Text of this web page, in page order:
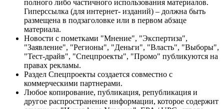
полного либо частичного использования материалов.
Гиперссылка (для интернет- изданий) – должна быть
размещена в подзаголовке или в первом абзаце
материала.
Новости с пометками "Мнение", "Экспертиза",
"Заявление", "Регионы", "Деньги", "Власть", "Выборы",
"Тест-драйв", "Спецпроекты", "Промо" публикуются на
правах рекламы.
Раздел Спецпроекты создается совместно с
коммерческими партнерами.
Любое копирование, публикация, републикация и
другое распространение информации, которое содержит